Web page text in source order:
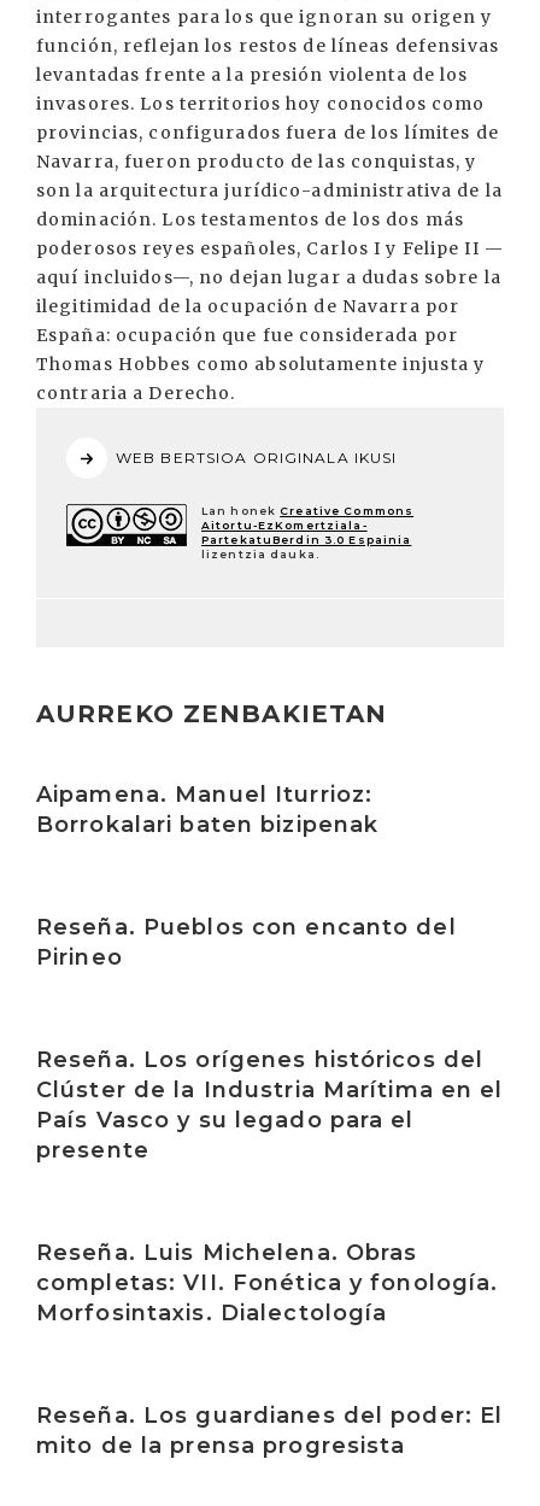
interrogantes para los que ignoran su origen y
función, reflejan los restos de líneas defensivas
levantadas frente a la presión violenta de los
invasores. Los territorios hoy conocidos como
provincias, configurados fuera de los límites de
Navarra, fueron producto de las conquistas, y
son la arquitectura jurídico-administrativa de la
dominación. Los testamentos de los dos más
poderosos reyes españoles, Carlos I y Felipe II —
aquí incluidos—, no dejan lugar a dudas sobre la
ilegitimidad de la ocupación de Navarra por
España: ocupación que fue considerada por
Thomas Hobbes como absolutamente injusta y
contraria a Derecho.
WEB BERTSIOA ORIGINALA IKUSI
Lan honek Creative Commons
Aitortu-EzKomertziala-
PartekatuBerdin 3.0 Espainia
lizentzia dauka.
AURREKO ZENBAKIETAN
Aipamena. Manuel Iturrioz:
Borrokalari baten bizipenak
Reseña. Pueblos con encanto del
Pirineo
Reseña. Los orígenes históricos del
Clúster de la Industria Marítima en el
País Vasco y su legado para el
presente
Reseña. Luis Michelena. Obras
completas: VII. Fonética y fonología.
Morfosintaxis. Dialectología
Reseña. Los guardianes del poder: El
mito de la prensa progresista